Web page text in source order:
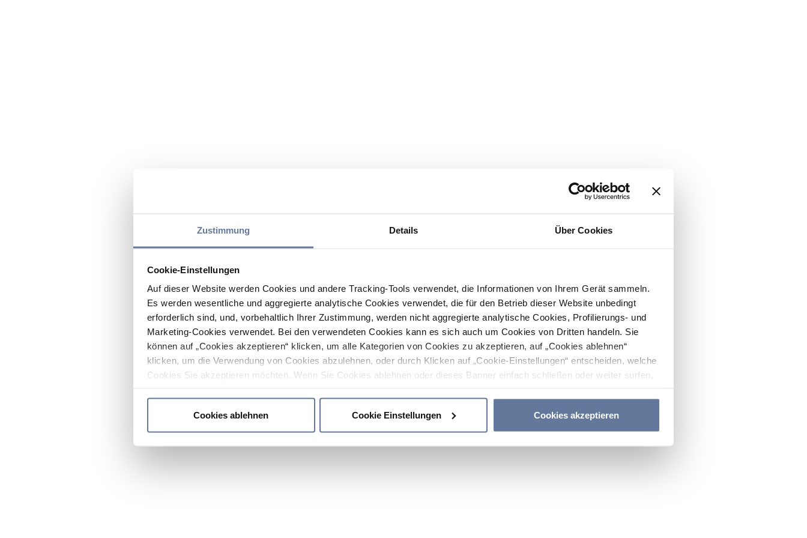
Zustimmung Details Über Cookies
Cookie-Einstellungen
Auf dieser Website werden Cookies und andere Tracking-Tools verwendet, die Informationen von Ihrem Gerät sammeln.
Es werden wesentliche und aggregierte analytische Cookies verwendet, die für den Betrieb dieser Website unbedingt
erforderlich sind, und, vorbehaltlich Ihrer Zustimmung, werden nicht aggregierte analytische Cookies, Profilierungs- und
Marketing-Cookies verwendet. Bei den verwendeten Cookies kann es sich auch um Cookies von Dritten handeln. Sie
können auf „Cookies akzeptieren“ klicken, um alle Kategorien von Cookies zu akzeptieren, auf „Cookies ablehnen“
klicken, um die Verwendung von Cookies abzulehnen, oder durch Klicken auf „Cookie-Einstellungen“ entscheiden, welche
Cookies Sie akzeptieren möchten. Wenn Sie Cookies ablehnen oder dieses Banner einfach schließen oder weiter surfen,
Cookies ablehnen
Cookie Einstellungen Cookies akzeptieren